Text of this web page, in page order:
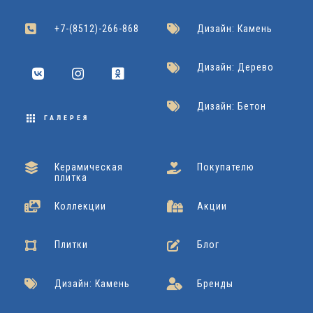
поможет создать уютную и комфортную атмосферу в
Grasaro
Подробнее2
x
0
+7-(8512)-266-868
ГАЛЕРЕЯ
Дизайн: Камень
Дизайн: Дерево
Дизайн: Бетон
Керамическая
плитка
Коллекции
Плитки
Дизайн: Камень
Покупателю
Акции
Блог
Бренды